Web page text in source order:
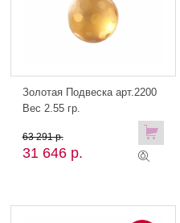
Золотая Подвеска арт.2200
Вес 2.55 гр.
31 646 р.
63 291 р.